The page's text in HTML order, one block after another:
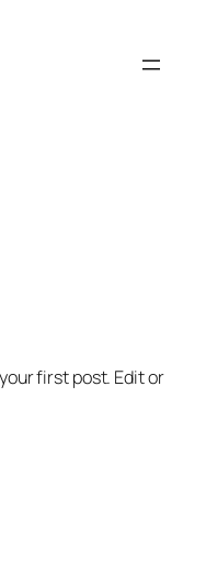
first post. Edit or